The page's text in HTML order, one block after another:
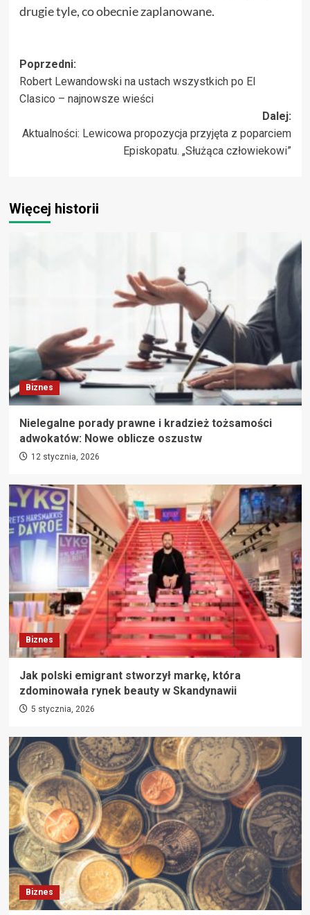
drugie tyle, co obecnie zaplanowane.
Zobacz
wpisy
Poprzedni:
Robert Lewandowski na ustach wszystkich po El
Clasico – najnowsze wieści
Dalej:
Aktualności: Lewicowa propozycja przyjęta z poparciem
Episkopatu. „Służąca człowiekowi”
Więcej historii
Biznes
Nielegalne porady prawne i kradzież tożsamości
adwokatów: Nowe oblicze oszustw
12 stycznia, 2026
Biznes
Jak polski emigrant stworzył markę, która
zdominowała rynek beauty w Skandynawii
5 stycznia, 2026
Biznes